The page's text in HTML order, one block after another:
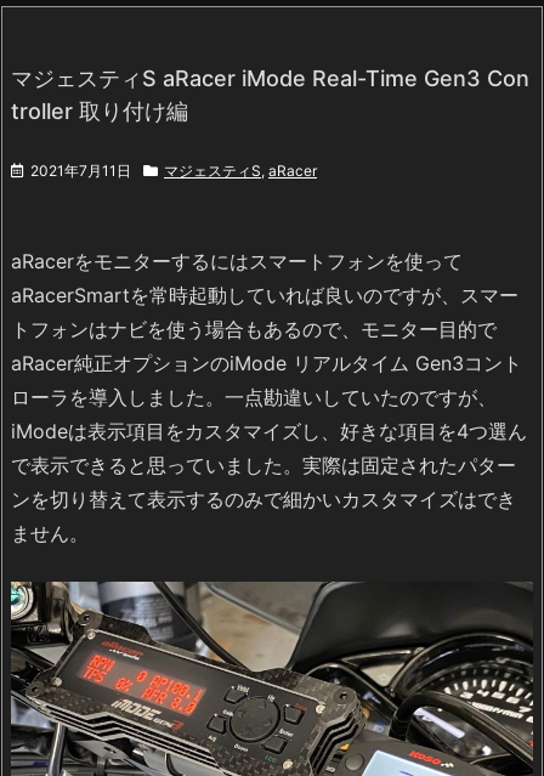
マジェスティS aRacer iMode Real-Time Gen3 Con
troller 取り付け編
2021年7月11日 マジェスティS, aRacer
aRacerをモニターするにはスマートフォンを使って
aRacerSmartを常時起動していれば良いのですが、スマー
トフォンはナビを使う場合もあるので、モニター目的で
aRacer純正オプションのiMode リアルタイム Gen3コント
ローラを導入しました。一点勘違いしていたのですが、
iModeは表示項目をカスタマイズし、好きな項目を4つ選ん
で表示できると思っていました。実際は固定されたパター
ンを切り替えて表示するのみで細かいカスタマイズはでき
ません。